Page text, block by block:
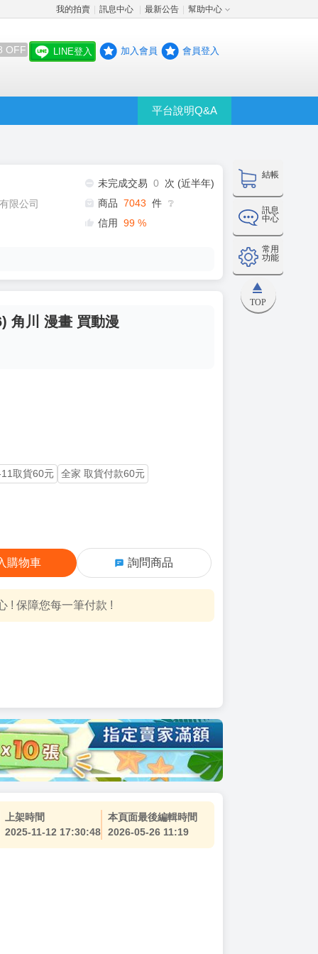
我的拍賣 訊息中心 最新公告 幫助中心
OFF LINE登入 加入會員 會員登入
平台說明Q&A
結帳
訊息
中心
常用
功能
TOP
限公司
未完成交易 0
次 (近半年)
商品 7043 件 ❔
信用 99 %
角川 漫畫 買動漫
取貨60元
全家 取貨付款60元
購物車 詢問商品
! 保障您每一筆付款 !